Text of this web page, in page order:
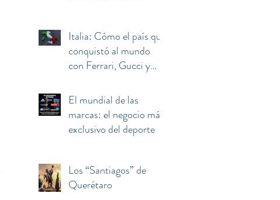
Italia: Cómo el país que
conquistó al mundo
con Ferrari, Gucci y
atrapado entre el euro,
Berlusconi y China
El mundial de las
marcas: el negocio más
exclusivo del deporte
Los “Santiagos” de
Querétaro